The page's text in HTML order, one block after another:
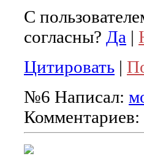
С
согласны? Да |
Цитировать |
№6 Написал:
Комментариев: